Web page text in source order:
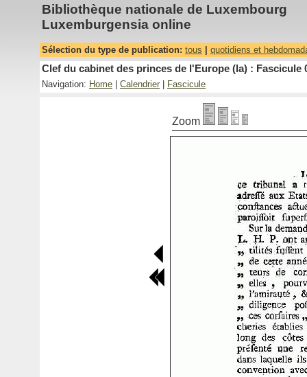
Bibliothèque nationale de Luxembourg
Luxemburgensia online
Sélection du type de publication: tous quotidiens et
Clef du cabinet des princes de l'Europe (la) : Fascicule
Navigation: Home Calendrier Fascicule
Zoom